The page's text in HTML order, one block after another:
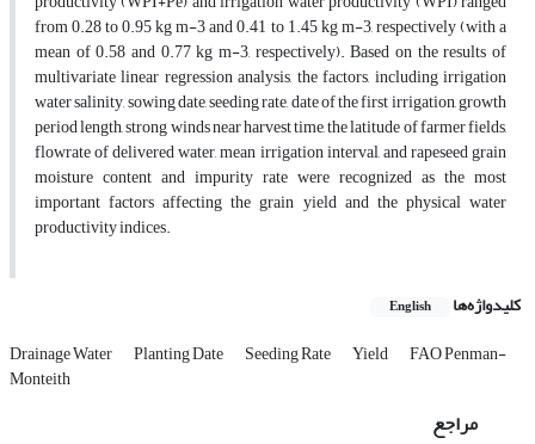
from 0.28 to 0.95 kg m-3 and 0.41 to 1.45 kg m-3, respectively (with a
mean of 0.58 and 0.77 kg m-3, respectively). Based on the results of
multivariate linear regression analysis, the factors, including irrigation
water salinity, sowing date, seeding rate, date of the first irrigation, growth
period length, strong winds near harvest time, the latitude of farmer fields,
flowrate of delivered water, mean irrigation interval, and rapeseed grain
moisture content and impurity rate were recognized as the most
important factors affecting the grain yield and the physical water
productivity indices.
کلیدواژه‌ها English
Drainage Water Planting Date Seeding Rate Yield FAO Penman-
Monteith
مراجع